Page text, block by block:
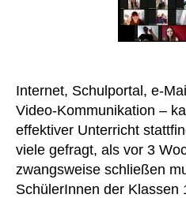
Internet, Schulportal, e-
Video-Kommunikation –
effektiver Unterricht
viele gefragt, als vor 3
zwangsweise schließen
SchülerInnen der Klassen